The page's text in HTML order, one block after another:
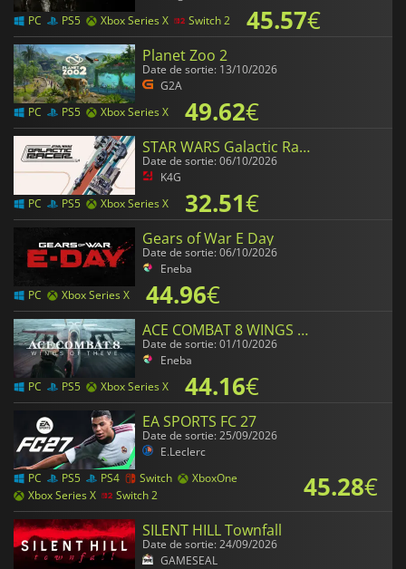
PC
PS5 Xbox Series X Switch 2 45.57€
Planet Zoo 2
Date de sortie: 13/10/2026
G2A
PC
PS5 Xbox Series X 49.62€
STAR WARS Galactic Racer
Date de sortie: 06/10/2026
K4G
PC
PS5 Xbox Series X 32.51€
Gears of War E Day
Date de sortie: 06/10/2026
Eneba
PC
Xbox Series X 44.96€
ACE COMBAT 8 WINGS OF THEVE
Date de sortie: 01/10/2026
Eneba
PC
PS5 Xbox Series X 44.16€
EA SPORTS FC 27
Date de sortie: 25/09/2026
E.Leclerc
PC
PS5 PS4 Switch
XboxOne
Xbox Series X
Switch 2 45.28€
SILENT HILL Townfall
Date de sortie: 24/09/2026
GAMESEAL